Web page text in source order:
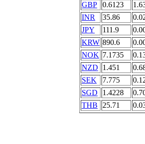
GBP
0.6123
INR
35.86
JPY
111.9
KRW 890.6
NOK 7.1735
NZD
1.451
SEK
7.775
SGD
1.4228
THB
25.71